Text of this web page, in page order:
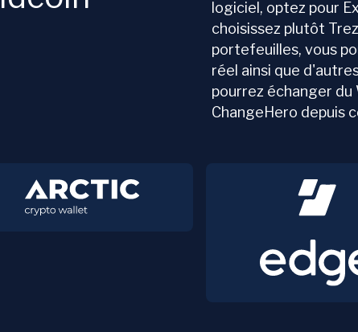
logiciel, optez pour
choisissez plutôt
portefeuilles, vous
réel ainsi que
pourrez échanger
ChangeHero depuis